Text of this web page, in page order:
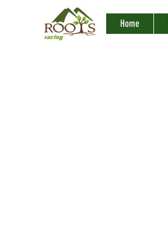
Home